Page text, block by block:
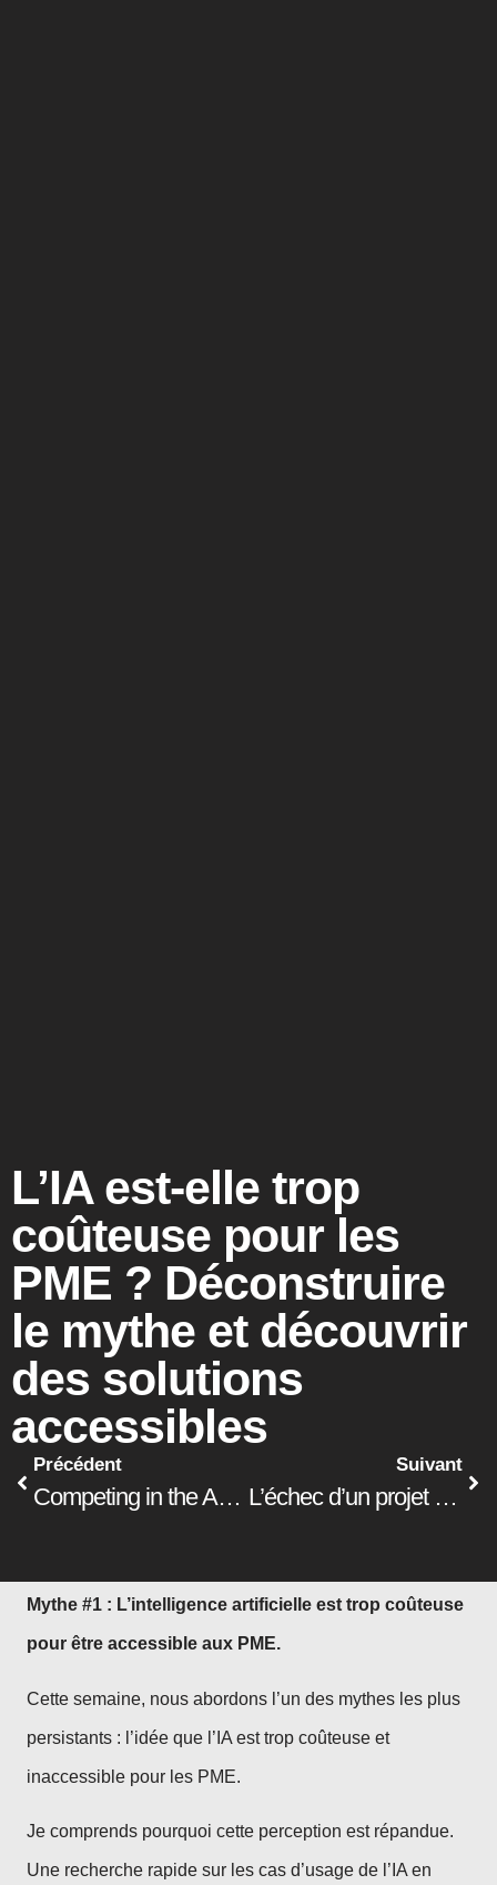
L’IA est-elle trop
coûteuse pour les
PME ? Déconstruire
le mythe et découvrir
des solutions
accessibles
Précédent
Competing in the Age of AI Marco Iansiti et Karim R Lakhani
Suivant
L’échec d’un projet IA : ce que la tech ne peut pas résoudre
Mythe #1 : L’intelligence artificielle est trop coûteuse
pour être accessible aux PME.
Cette semaine, nous abordons l’un des mythes les plus
persistants : l’idée que l’IA est trop coûteuse et
inaccessible pour les PME.
Je comprends pourquoi cette perception est répandue.
Une recherche rapide sur les cas d’usage de l’IA en